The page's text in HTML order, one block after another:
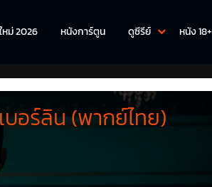
หม่ 2026 หนังการ์ตูน ดูซีรีย์ หนัง 18+
บอร์ลิน (พากย์ไทย)